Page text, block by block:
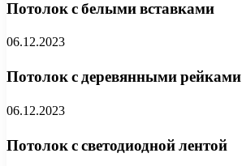
Потолок с белыми вставками
06.12.2023
Потолок с деревянными рейками
06.12.2023
Потолок с светодиодной лентой